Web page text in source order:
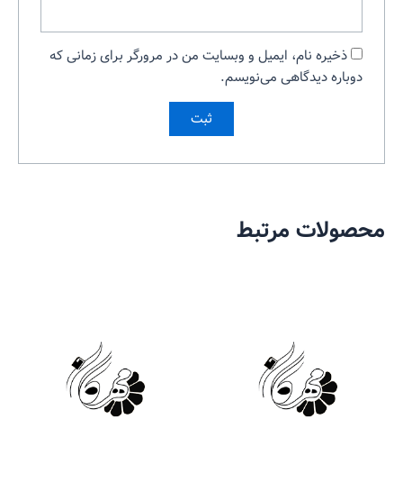
ذخیره نام، ایمیل و وبسایت من در مرورگر برای زمانی که
دوباره دیدگاهی می‌نویسم.
محصولات مرتبط